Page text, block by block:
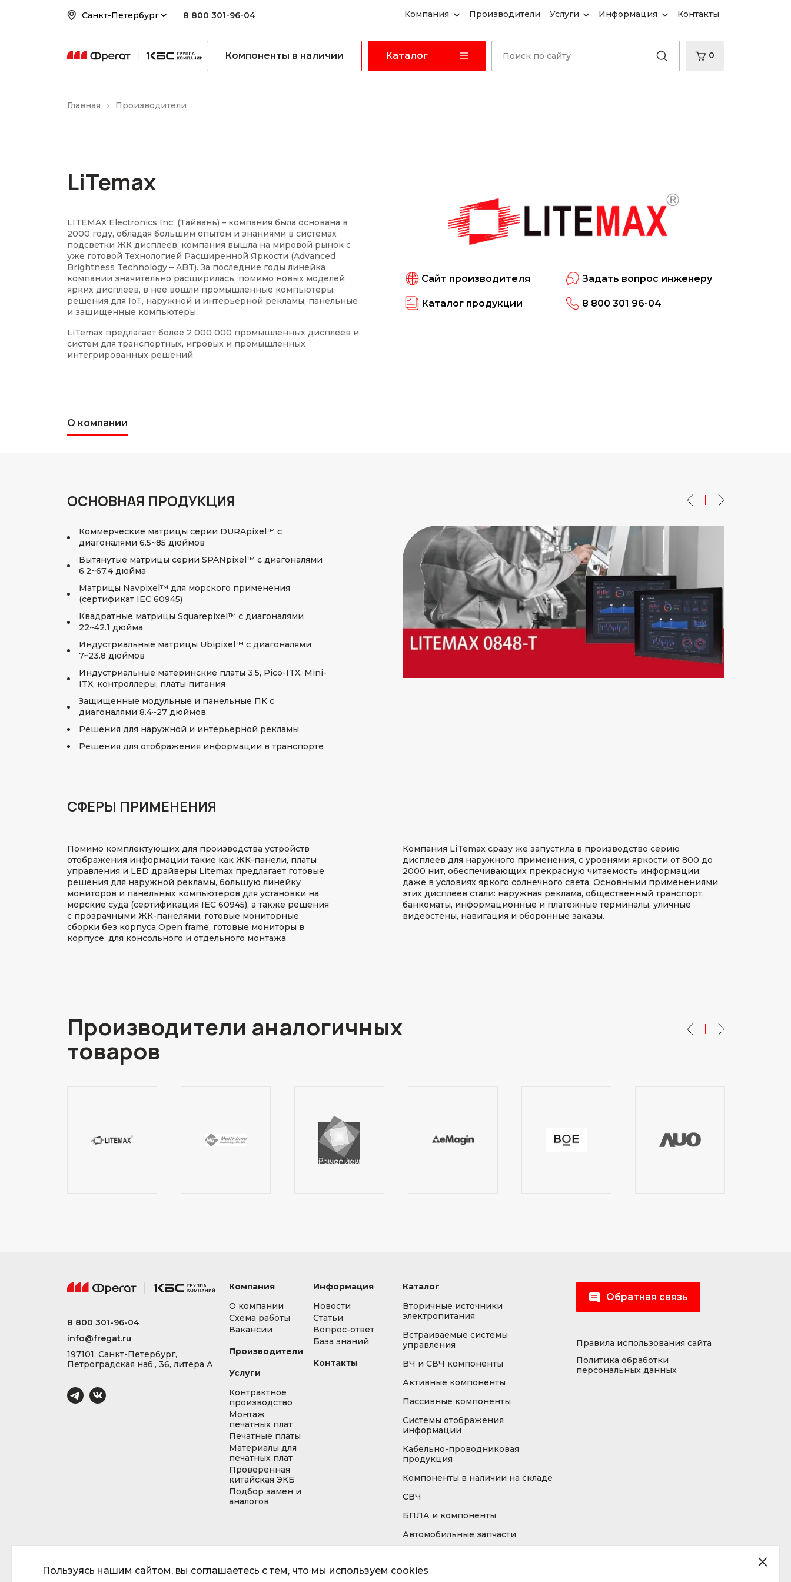
8 800 301-96-04 Компания Производители Услуги Информация Контакты
Компоненты в наличии Каталог 0
Главная Производители
LiTemax
LITEMAX Electronics Inc. (Тайвань) – компания была основана в
2000 году, обладая большим опытом и знаниями в системах
подсветки ЖК дисплеев, компания вышла на мировой рынок с
уже готовой Технологией Расширенной Яркости (Advanced
Brightness Technology – ABT). За последние годы линейка
компании значительно расширилась, помимо новых моделей
ярких дисплеев, в нее вошли промышленные компьютеры,
решения для IoT, наружной и интерьерной рекламы, панельные
и защищенные компьютеры.
LiTemax предлагает более 2 000 000 промышленных дисплеев и
систем для транспортных, игровых и промышленных
интегрированных решений.
Сайт производителя Задать вопрос инженеру
Каталог продукции 8 800 301 96-04
О компании
ОСНОВНАЯ ПРОДУКЦИЯ
Коммерческие матрицы серии DURApixel™ с
диагоналями 6.5~85 дюймов
Вытянутые матрицы серии SPANpixel™ с диагоналями
6.2~67.4 дюйма
Матрицы Navpixel™ для морского применения
(сертификат IEC 60945)
Квадратные матрицы Squarepixel™ с диагоналями
22~42.1 дюйма
Индустриальные матрицы Ubipixel™ с диагоналями
7~23.8 дюймов
Индустриальные материнские платы 3.5, Pico-ITX, Mini-
ITX, контроллеры, платы питания
Защищенные модульные и панельные ПК с
диагоналями 8.4~27 дюймов
Решения для наружной и интерьерной рекламы
Решения для отображения информации в транспорте
СФЕРЫ ПРИМЕНЕНИЯ
Помимо комплектующих для производства устройств
отображения информации такие как ЖК-панели, платы
управления и LED драйверы Litemax предлагает готовые
решения для наружной рекламы, большую линейку
мониторов и панельных компьютеров для установки на
морские суда (сертификация IEC 60945), а также решения
с прозрачными ЖК-панелями, готовые мониторные
сборки без корпуса Open frame, готовые мониторы в
корпусе, для консольного и отдельного монтажа.
Компания LiTemax сразу же запустила в производство серию
дисплеев для наружного применения, с уровнями яркости от 800 до
2000 нит, обеспечивающих прекрасную читаемость информации,
даже в условиях яркого солнечного света. Основными применениями
этих дисплеев стали: наружная реклама, общественный транспорт,
банкоматы, информационные и платежные терминалы, уличные
видеостены, навигация и оборонные заказы.
Производители аналогичных
товаров
Пользуясь нашим сайтом, вы соглашаетесь с тем, что мы используем cookies
8 800 301-96-04
info@fregat.ru
197101, Санкт-Петербург,
Петроградская наб., 36, литера А
Компания
О компании
Схема работы
Вакансии
Производители
Услуги
Контрактное
производство
Монтаж
печатных плат
Печатные платы
Материалы для
печатных плат
Проверенная
китайская ЭКБ
Подбор замен и
аналогов
Информация
Новости
Статьи
Вопрос-ответ
База знаний
Контакты
Каталог
Вторичные источники
электропитания
Встраиваемые системы
управления
ВЧ и СВЧ компоненты
Активные компоненты
Пассивные компоненты
Системы отображения
информации
Кабельно-проводниковая
продукция
Компоненты в наличии на складе
СВЧ
БПЛА и компоненты
Автомобильные запчасти
Обратная связь
Правила использования сайта
Политика обработки
персональных данных